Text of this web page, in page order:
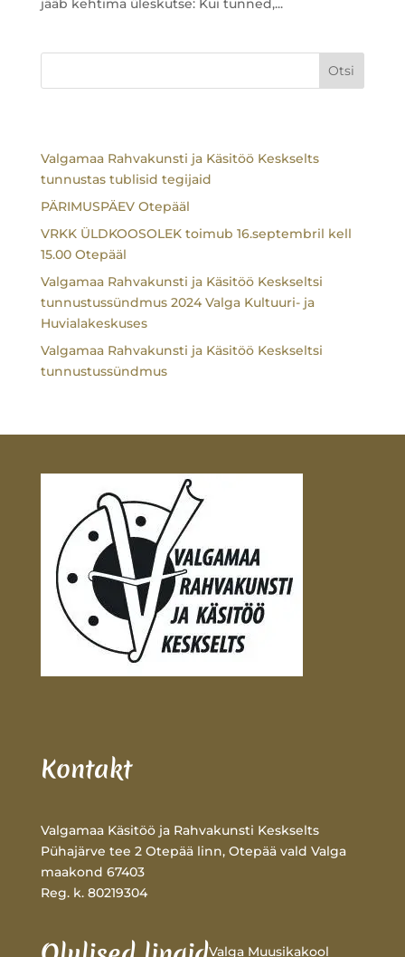
jääb kehtima üleskutse: Kui tunned,...
Otsi
Valgamaa Rahvakunsti ja Käsitöö Keskselts
tunnustas tublisid tegijaid
PÄRIMUSPÄEV Otepääl
VRKK ÜLDKOOSOLEK toimub 16.septembril kell
15.00 Otepääl
Valgamaa Rahvakunsti ja Käsitöö Keskseltsi
tunnustussündmus 2024 Valga Kultuuri- ja
Huvialakeskuses
Valgamaa Rahvakunsti ja Käsitöö Keskseltsi
tunnustussündmus
Kontakt
Valgamaa Käsitöö ja Rahvakunsti Keskselts
Pühajärve tee 2 Otepää linn, Otepää vald Valga
maakond 67403
Reg. k. 80219304
Valga Muusikakool